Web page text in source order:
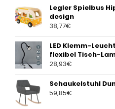
Legler Spielbus
design
38,77€
LED Klemm-
flexibel Tisch-
28,93€
Schaukelstuhl
59,85€